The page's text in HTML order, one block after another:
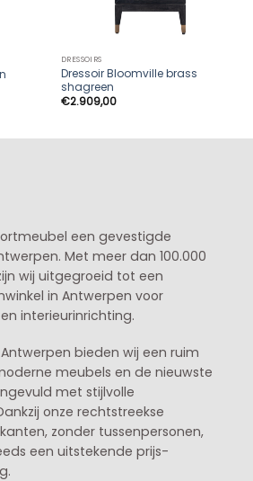
DRESSOIRS
Dressoir Bloomville brass
shagreen
€2.909,00
een gevestigde
. Met meer dan 100.000
wij uitgegroeid tot een
in Antwerpen voor
interieurinrichting.
bieden wij een ruim
meubels en de nieuwste
met stijlvolle
onze rechtstreekse
zonder tussenpersonen,
een uitstekende prijs-